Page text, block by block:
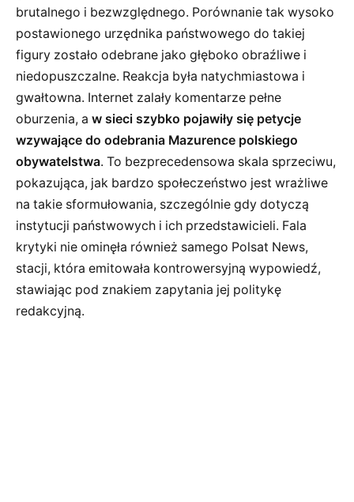
brutalnego i bezwzględnego. Porównanie tak wysoko
postawionego urzędnika państwowego do takiej
figury zostało odebrane jako głęboko obraźliwe i
niedopuszczalne. Reakcja była natychmiastowa i
gwałtowna. Internet zalały komentarze pełne
oburzenia, a w sieci szybko pojawiły się petycje
wzywające do odebrania Mazurence polskiego
obywatelstwa. To bezprecedensowa skala sprzeciwu,
pokazująca, jak bardzo społeczeństwo jest wrażliwe
na takie sformułowania, szczególnie gdy dotyczą
instytucji państwowych i ich przedstawicieli. Fala
krytyki nie ominęła również samego Polsat News,
stacji, która emitowała kontrowersyjną wypowiedź,
stawiając pod znakiem zapytania jej politykę
redakcyjną.